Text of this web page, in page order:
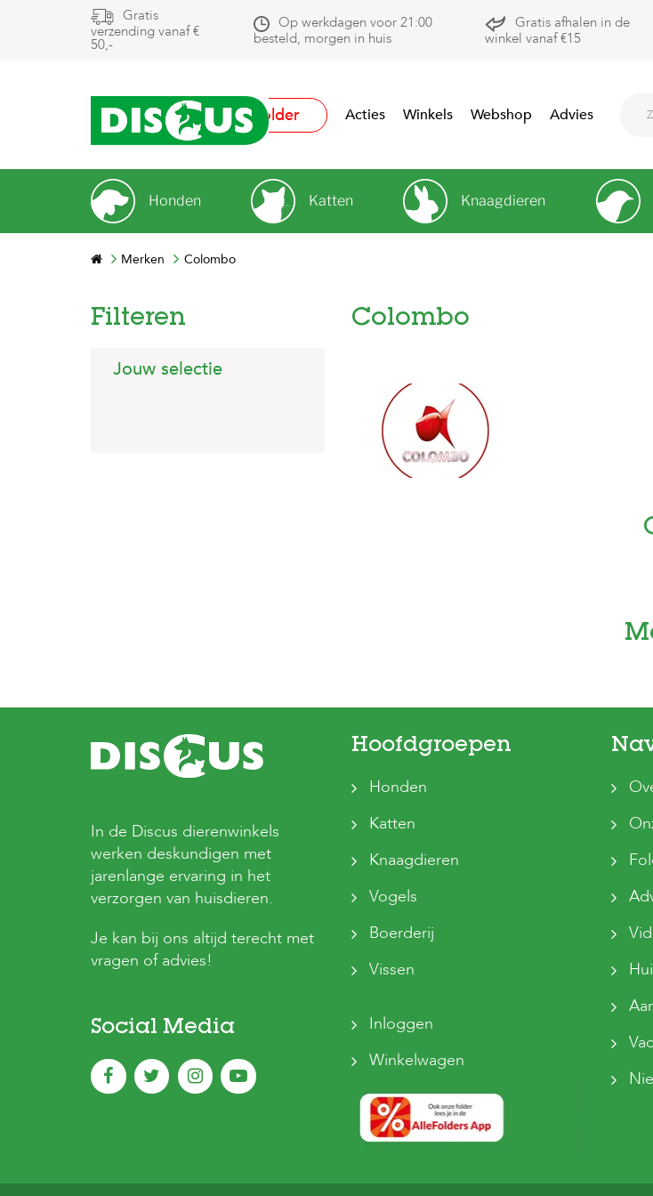
Gratis
verzending vanaf €
50,-
Op werkdagen voor 21:00
besteld, morgen in huis
Gratis afhalen in de
winkel vanaf €15
Folder Acties Winkels Webshop Advies
Honden Katten Knaagdieren
Merken Colombo
Filteren
Jouw selectie
Colombo
In de Discus dierenwinkels
werken deskundigen met
jarenlange ervaring in het
verzorgen van huisdieren.
Je kan bij ons altijd terecht met
vragen of advies!
Social Media
Hoofdgroepen
Honden
Katten
Knaagdieren
Vogels
Boerderij
Vissen
Inloggen
Winkelwagen